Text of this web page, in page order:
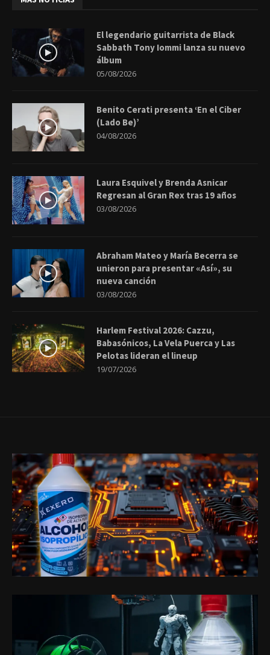
El legendario guitarrista de Black
Sabbath Tony Iommi lanza su nuevo
álbum
05/08/2026
Benito Cerati presenta ‘En el Ciber
(Lado Be)’
04/08/2026
Laura Esquivel y Brenda Asnicar
Regresan al Gran Rex tras 19 años
03/08/2026
Abraham Mateo y María Becerra se
unieron para presentar «Así», su
nueva canción
03/08/2026
Harlem Festival 2026: Cazzu,
Babasónicos, La Vela Puerca y Las
Pelotas lideran el lineup
19/07/2026